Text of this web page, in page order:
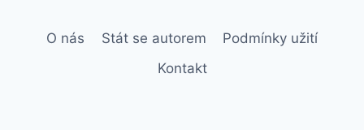
O nás Stát se autorem
Podmínky užití
Kontakt